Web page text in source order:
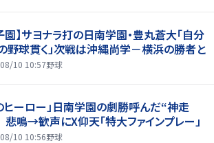
園】サヨナラ打の日南学園・豊丸蒼大「自分
野球貫く」次戦は沖縄尚学－横浜の勝者と
10 10:57野球
ヒーロー」日南学園の劇勝呼んだ“神走
鳴→歓声にX仰天「特大ファインプレー」
10 10:56野球